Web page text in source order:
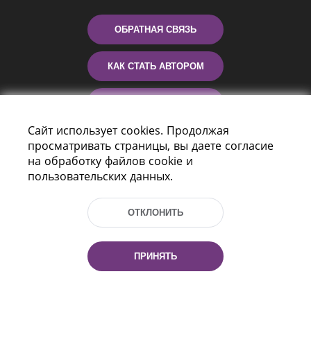
ОБРАТНАЯ СВЯЗЬ
КАК СТАТЬ АВТОРОМ
ПОМОЩЬ
Пр-т Независимости 116
Сайт использует cookies. Продолжая
просматривать страницы, вы даете согласие
на обработку файлов cookie и
пользовательских данных.
ОТКЛОНИТЬ
ПРИНЯТЬ